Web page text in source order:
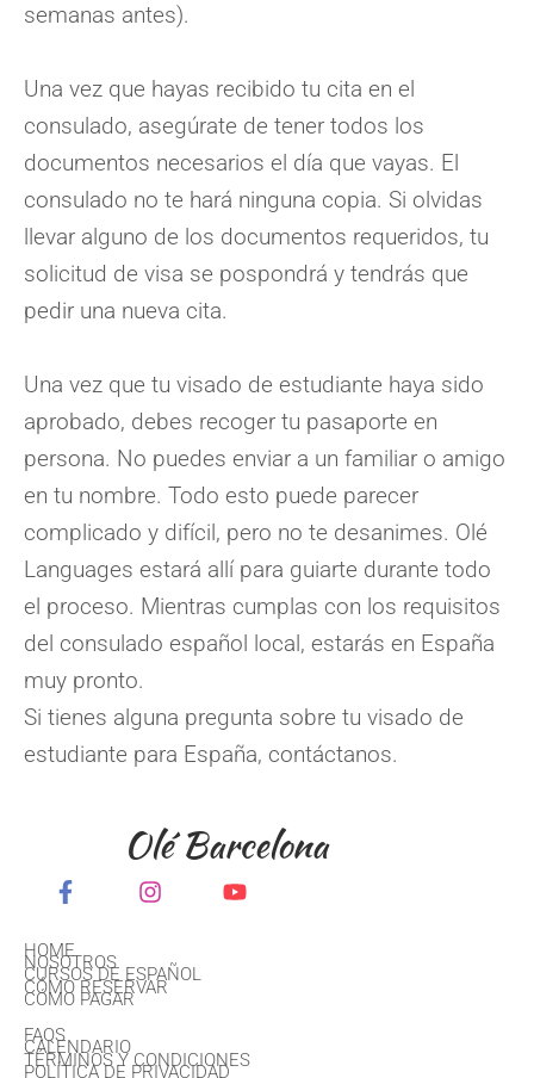
semanas antes).
Una vez que hayas recibido tu cita en el
consulado, asegúrate de tener todos los
documentos necesarios el día que vayas. El
consulado no te hará ninguna copia. Si olvidas
llevar alguno de los documentos requeridos, tu
solicitud de visa se pospondrá y tendrás que
pedir una nueva cita.
Una vez que tu visado de estudiante haya sido
aprobado, debes recoger tu pasaporte en
persona. No puedes enviar a un familiar o amigo
en tu nombre. Todo esto puede parecer
complicado y difícil, pero no te desanimes. Olé
Languages estará allí para guiarte durante todo
el proceso. Mientras cumplas con los requisitos
del consulado español local, estarás en España
muy pronto.
Si tienes alguna pregunta sobre tu visado de
estudiante para España, contáctanos.
Olé Barcelona
HOME
NOSOTROS
CURSOS DE ESPAÑOL
CÓMO RESERVAR
CÓMO PAGAR
FAQS
CALENDARIO
TÉRMINOS Y CONDICIONES
POLÍTICA DE PRIVACIDAD